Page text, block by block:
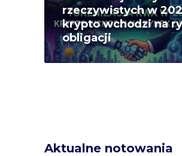
rzeczywistych w
krypto wchodzi na
obligacji
Aktualne notowania